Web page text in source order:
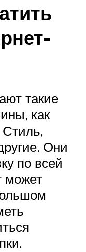
такие
как
Стиль,
Они
по всей
может